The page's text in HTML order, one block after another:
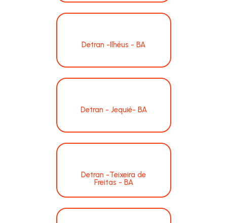
Detran -Ilhéus - BA
Detran - Jequié- BA
Detran -Teixeira de
Freitas - BA